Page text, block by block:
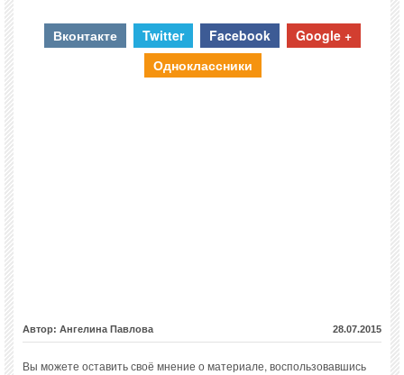
Вконтакте Twitter Facebook
Google +
Одноклассники
Автор: Ангелина Павлова 28.07.2015
Вы можете оставить своё мнение о материале, воспользовавшись